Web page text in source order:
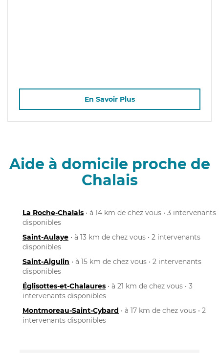
En Savoir Plus
Aide à domicile proche de
Chalais
La Roche-Chalais • à 14 km de chez vous • 3 intervenants
disponibles
Saint-Aulaye • à 13 km de chez vous • 2 intervenants
disponibles
Saint-Aigulin • à 15 km de chez vous • 2 intervenants
disponibles
Églisottes-et-Chalaures • à 21 km de chez vous • 3
intervenants disponibles
Montmoreau-Saint-Cybard • à 17 km de chez vous • 2
intervenants disponibles